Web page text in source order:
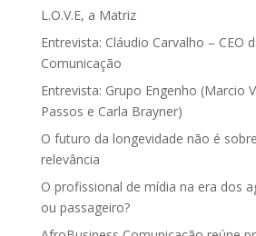
L.O.V.E, a Matriz
Entrevista: Cláudio Carvalho – CEO
Comunicação
Entrevista: Grupo Engenho (Marcio
Passos e Carla Brayner)
O futuro da longevidade não é
relevância
O profissional de mídia na era dos
ou passageiro?